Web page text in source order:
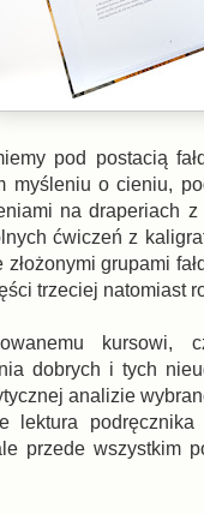
pod postacią
myśleniu o cieniu,
na draperiach
ćwiczeń z
grupami
trzeciej natomiast
dobrych i tych
analizie
lektura
przede wszystkim